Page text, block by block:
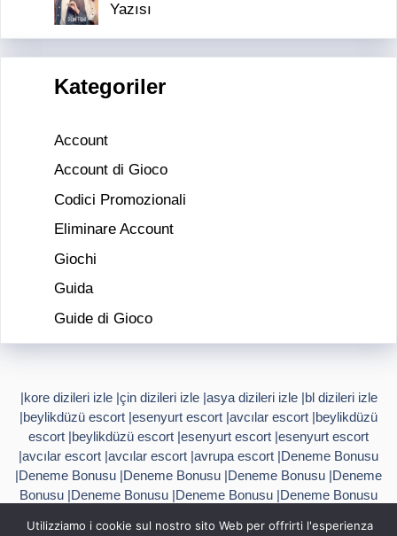
Yazısı
Kategoriler
Account
Account di Gioco
Codici Promozionali
Eliminare Account
Giochi
Guida
Guide di Gioco
|kore dizileri izle|çin dizileri izle|asya dizileri izle|bl dizileri izle
|beylikdüzü escort |esenyurt escort |avcılar escort |beylikdüzü
escort |beylikdüzü escort |esenyurt escort |esenyurt escort
|avcılar escort |avcılar escort |avrupa escort |Deneme Bonusu
|Deneme Bonusu |Deneme Bonusu |Deneme Bonusu |Deneme
Bonusu |Deneme Bonusu |Deneme Bonusu |Deneme Bonusu
Utilizziamo i cookie sul nostro sito Web per offrirti l'esperienza